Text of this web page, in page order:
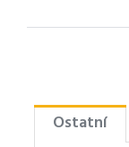
Ostatní